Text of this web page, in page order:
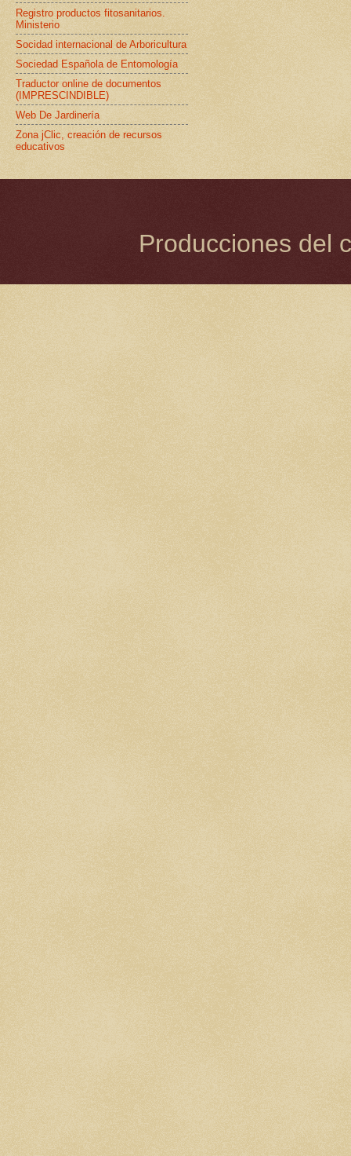
Registro productos fitosanitarios.
Ministerio
Socidad internacional de Arboricultura
Sociedad Española de Entomología
Traductor online de documentos
(IMPRESCINDIBLE)
Web De Jardinería
Zona jClic, creación de recursos
educativos
Producciones del